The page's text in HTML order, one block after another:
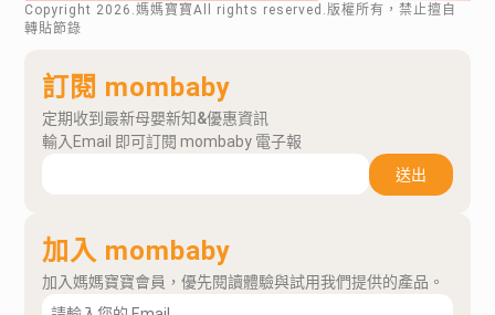
Copyright 2026 .媽媽寶寶All rights reserved.版權所有，禁止擅自
轉貼節錄
訂閱 mombaby
定期收到最新母嬰新知&優惠資訊
輸入Email 即可訂閱 mombaby 電子報
送出
加入 mombaby
加入媽媽寶寶會員，優先閱讀體驗與試用我們提供的產品。